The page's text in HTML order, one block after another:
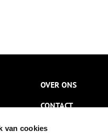
van cookies
OVER ONS
CONTACT
NIEUWSBRIEF